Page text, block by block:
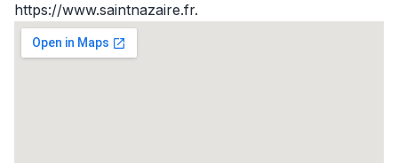
https://www.saintnazaire.fr.